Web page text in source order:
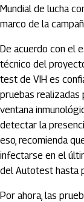
Mundial de lucha
marco de la
De acuerdo con el
técnico del
test de VIH es
pruebas realizadas
ventana
detectar la
eso, recomienda
infectarse en el
del Autotest hasta
Por ahora, las